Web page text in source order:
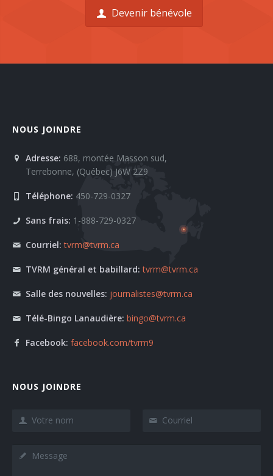
Devenir bénévole
NOUS JOINDRE
Adresse: 688, montée Masson sud,
Terrebonne, (Québec) J6W 2Z9
Téléphone: 450-729-0327
Sans frais: 1-888-729-0327
Courriel: tvrm@tvrm.ca
TVRM général et babillard: tvrm@tvrm.ca
Salle des nouvelles: journalistes@tvrm.ca
Télé-Bingo Lanaudière: bingo@tvrm.ca
Facebook: facebook.com/tvrm9
NOUS JOINDRE